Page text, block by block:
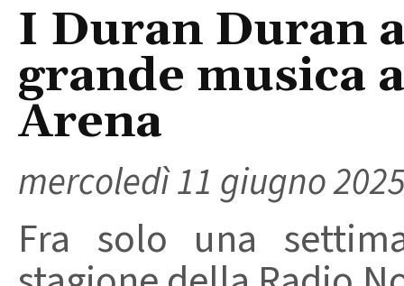
I Duran Duran
grande musica
Arena
mercoledì 11 giugno
Fra solo una